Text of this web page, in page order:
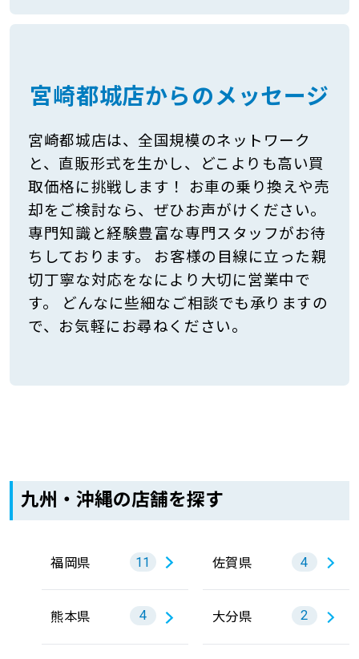
宮崎都城店からのメッセージ
宮崎都城店は、全国規模のネットワーク
と、直販形式を生かし、どこよりも高い買
取価格に挑戦します！ お車の乗り換えや売
却をご検討なら、ぜひお声がけください。
専門知識と経験豊富な専門スタッフがお待
ちしております。 お客様の目線に立った親
切丁寧な対応をなにより大切に営業中で
す。 どんなに些細なご相談でも承りますの
で、お気軽にお尋ねください。
九州・沖縄の店舗を探す
福岡県 11 佐賀県 4
熊本県 4 大分県 2